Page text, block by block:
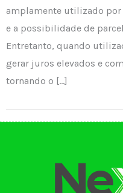
amplamente utilizado por
e a possibilidade de
Entretanto, quando
gerar juros elevados e
tornando o […]